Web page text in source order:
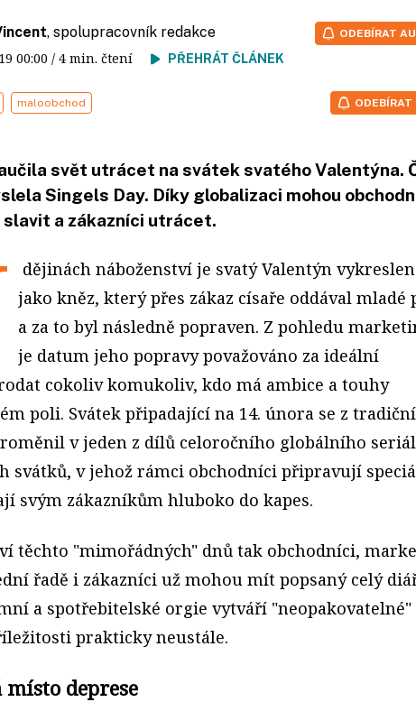
, spolupracovník redakce
00:00 / 4 min. čtení PŘEHRÁT ČLÁNEK
ODEBÍRAT
maloobchod ODEBÍRAT
svět utrácet na svátek svatého Valentýna.
Singels Day. Díky globalizaci mohou
slavit a zákazníci utrácet.
dějinách náboženství je svatý Valentýn vykreslen
jako kněz, který přes zákaz císaře oddával mladé
a za to byl následně popraven. Z pohledu
je datum jeho popravy považováno za ideální
cokoliv komukoliv, kdo má ambice a touhy
poli. Svátek připadající na 14. února se z tradiční
v jeden z dílů celoročního globálního
svátků, v jehož rámci obchodníci připravují
svým zákazníkům hluboko do kapes.
těchto "mimořádných" dnů tak obchodníci,
řadě i zákazníci už mohou mít popsaný celý
a spotřebitelské orgie vytváří "neopakovatelné"
prakticky neustále.
místo deprese